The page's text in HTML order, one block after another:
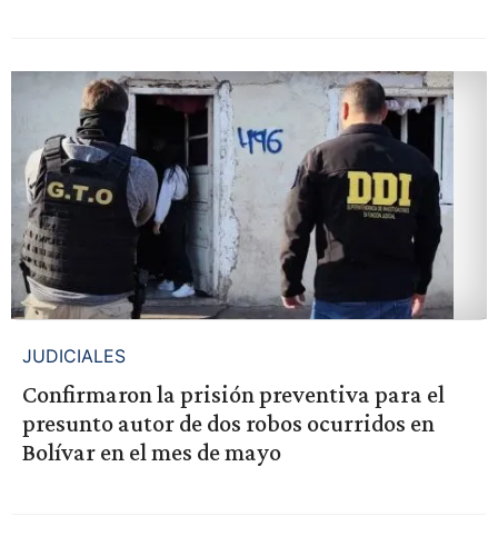
JUDICIALES
Confirmaron la prisión preventiva para el
presunto autor de dos robos ocurridos en
Bolívar en el mes de mayo